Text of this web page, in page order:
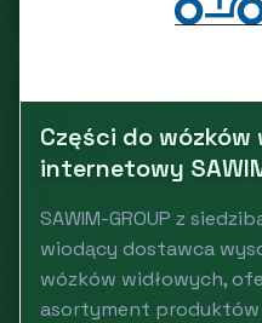
Części do wózków
internetowy
SAWIM-GROUP z
wiodący dostawca
wózków widłowych,
asortyment produktów